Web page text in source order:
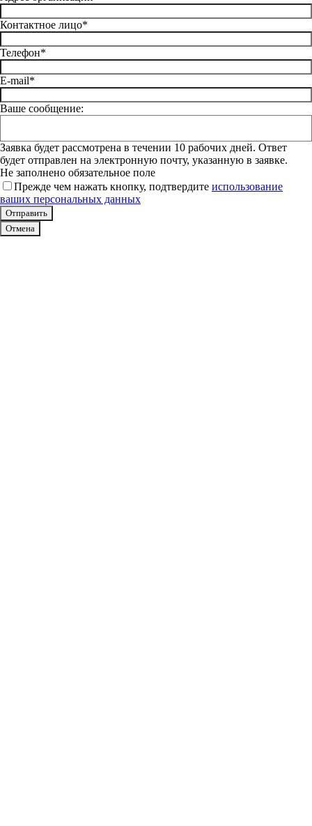
Контактное лицо*
Телефон*
E-mail*
Ваше сообщение:
Заявка будет рассмотрена в течении 10 рабочих дней. Ответ
будет отправлен на электронную почту, указанную в заявке.
Не заполнено обязательное поле
Прежде чем нажать кнопку, подтвердите использование
ваших персональных данных
Отмена